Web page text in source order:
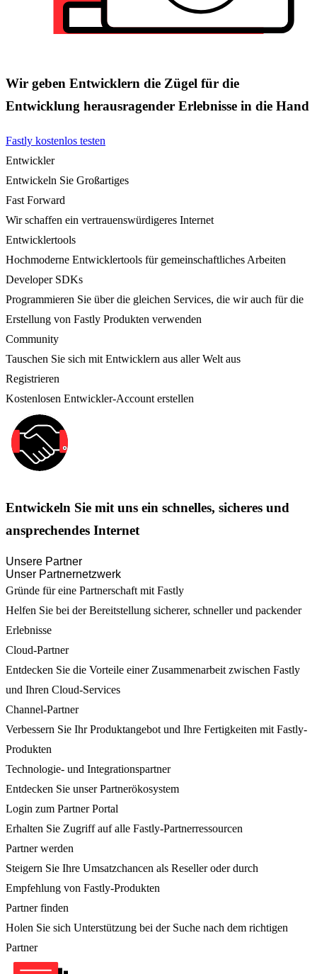
Wir geben Entwicklern die Zügel für die
Entwicklung herausragender Erlebnisse in die Hand
Fastly kostenlos testen
Entwickler
Entwickeln Sie Großartiges
Fast Forward
Wir schaffen ein vertrauenswürdigeres Internet
Entwicklertools
Hochmoderne Entwicklertools für gemeinschaftliches Arbeiten
Developer SDKs
Programmieren Sie über die gleichen Services, die wir auch für die
Erstellung von Fastly Produkten verwenden
Community
Tauschen Sie sich mit Entwicklern aus aller Welt aus
Registrieren
Kostenlosen Entwickler-Account erstellen
Entwickeln Sie mit uns ein schnelles, sicheres und
ansprechendes Internet
Unsere Partner
Unser Partnernetzwerk
Gründe für eine Partnerschaft mit Fastly
Helfen Sie bei der Bereitstellung sicherer, schneller und packender
Erlebnisse
Cloud-Partner
Entdecken Sie die Vorteile einer Zusammenarbeit zwischen Fastly
und Ihren Cloud-Services
Channel-Partner
Verbessern Sie Ihr Produktangebot und Ihre Fertigkeiten mit Fastly-
Produkten
Technologie- und Integrationspartner
Entdecken Sie unser Partnerökosystem
Login zum Partner Portal
Erhalten Sie Zugriff auf alle Fastly-Partnerressourcen
Partner werden
Steigern Sie Ihre Umsatzchancen als Reseller oder durch
Empfehlung von Fastly-Produkten
Partner finden
Holen Sie sich Unterstützung bei der Suche nach dem richtigen
Partner